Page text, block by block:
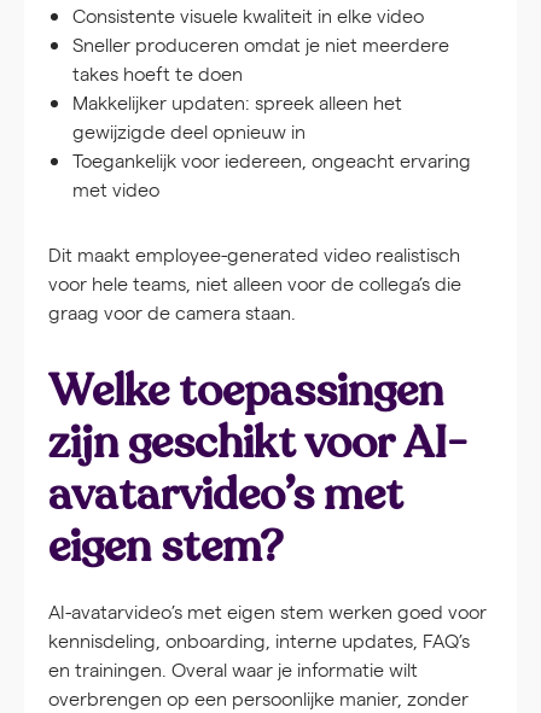
Consistente visuele kwaliteit in elke video
Sneller produceren omdat je niet meerdere
takes hoeft te doen
Makkelijker updaten: spreek alleen het
gewijzigde deel opnieuw in
Toegankelijk voor iedereen, ongeacht ervaring
met video
Dit maakt employee-generated video realistisch
voor hele teams, niet alleen voor de collega’s die
graag voor de camera staan.
Welke toepassingen
zijn geschikt voor AI-
avatarvideo’s met
eigen stem?
AI-avatarvideo’s met eigen stem werken goed voor
kennisdeling, onboarding, interne updates, FAQ’s
en trainingen. Overal waar je informatie wilt
overbrengen op een persoonlijke manier, zonder